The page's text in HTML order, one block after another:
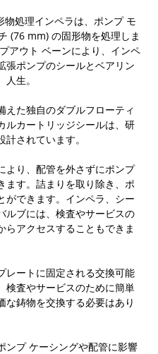
処理インペラは、ポンプ モ
(76 mm) の固形物を処理しま
アウト ベーンにより、インペ
張ポンプのシールとベアリン
生。
えた独自のダブルフローティ
ルカートリッジシールは、研
されています。
より、配管を外さずにポンプ
ます。詰まりを取り除き、ポ
ができます。インペラ、シー
ルブには、検査やサービスの
らアクセスすることもできま
レートに固定される交換可能
検査やサービスのために簡単
な鋳物を交換する必要はあり
ンプ ケーシングや配管に影響